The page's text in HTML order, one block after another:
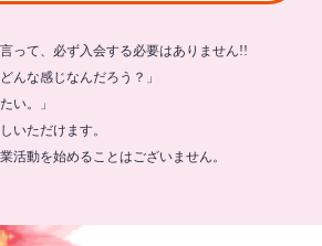
って、必ず入会する必要はありません!!
んな感じなんだろう？」
い。」
いただけます。
活動を始めることはございません。